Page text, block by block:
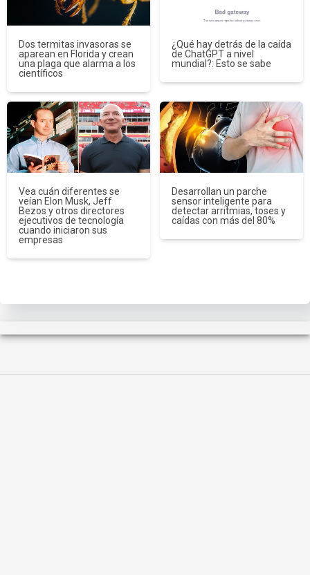
Dos termitas invasoras se
aparean en Florida y crean
una plaga que alarma a los
científicos
¿Qué hay detrás de la caída
de ChatGPT a nivel
mundial?: Esto se sabe
Vea cuán diferentes se
veían Elon Musk, Jeff
Bezos y otros directores
ejecutivos de tecnología
cuando iniciaron sus
empresas
Desarrollan un parche
sensor inteligente para
detectar arritmias, toses y
caídas con más del 80%